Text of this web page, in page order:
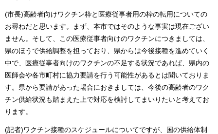
(市長)高齢者向けワクチン枠と医療従事者用の枠の転用についての
お尋ねだと思います。まず、本市ではそのような事実は現在ござい
ません。そして、この医療従事者向けのワクチンにつきましては、
県のほうで供給調整を担っており、県からは今後接種を進めていく
中で、医療従事者向けのワクチンの不足する状況であれば、県内の
医師会や各市町村に協力要請を行う可能性があるとは聞いておりま
す。県から要請があった場合におきましては、今後の高齢者のワク
チン供給状況も踏まえた上で対応を検討してまいりたいと考えてお
ります。
(記者)ワクチン接種のスケジュールについてですが、国の供給体制